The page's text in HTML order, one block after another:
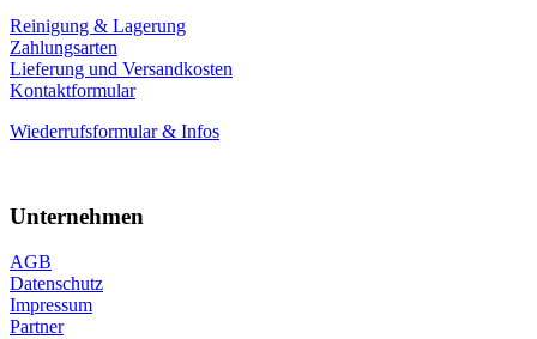
Reinigung & Lagerung
Zahlungsarten
Lieferung und Versandkosten
Kontaktformular
Wiederrufsformular & Infos
Unternehmen
AGB
Datenschutz
Impressum
Partner